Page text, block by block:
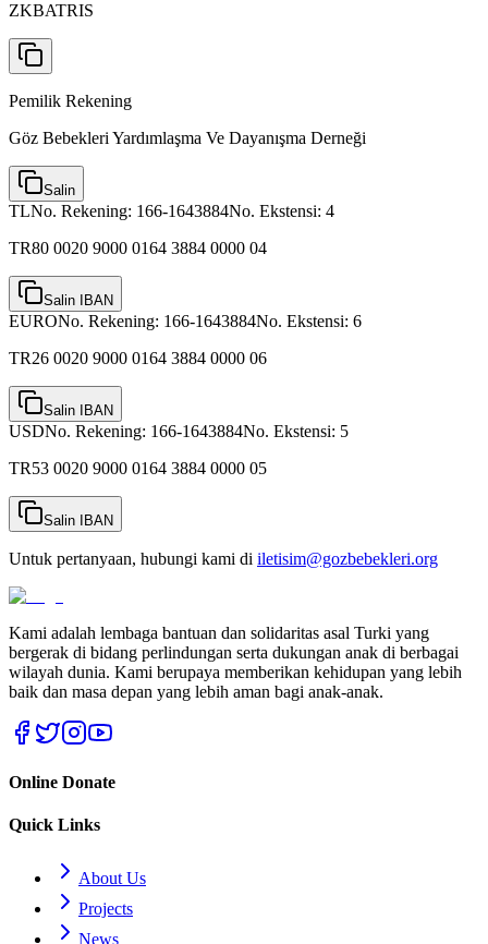
ZKBATRIS
Pemilik Rekening
Göz Bebekleri Yardımlaşma Ve Dayanışma Derneği
Salin
TLNo. Rekening: 166-1643884No. Ekstensi: 4
TR80 0020 9000 0164 3884 0000 04
Salin IBAN
EURONo. Rekening: 166-1643884No. Ekstensi: 6
TR26 0020 9000 0164 3884 0000 06
Salin IBAN
USDNo. Rekening: 166-1643884No. Ekstensi: 5
TR53 0020 9000 0164 3884 0000 05
Salin IBAN
Untuk pertanyaan, hubungi kami di iletisim@gozbebekleri.org
Kami adalah lembaga bantuan dan solidaritas asal Turki yang
bergerak di bidang perlindungan serta dukungan anak di berbagai
wilayah dunia. Kami berupaya memberikan kehidupan yang lebih
baik dan masa depan yang lebih aman bagi anak-anak.
Online Donate
Quick Links
About Us
Projects
News